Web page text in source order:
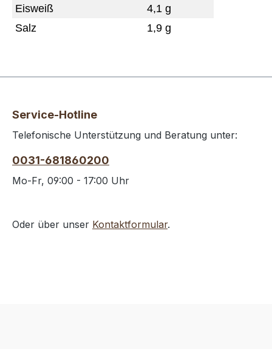
Eisweiß
4,1 g
Salz
1,9 g
Service-Hotline
Telefonische Unterstützung und Beratung unter:
0031-681860200
Mo-Fr, 09:00 - 17:00 Uhr
Oder über unser Kontaktformular.